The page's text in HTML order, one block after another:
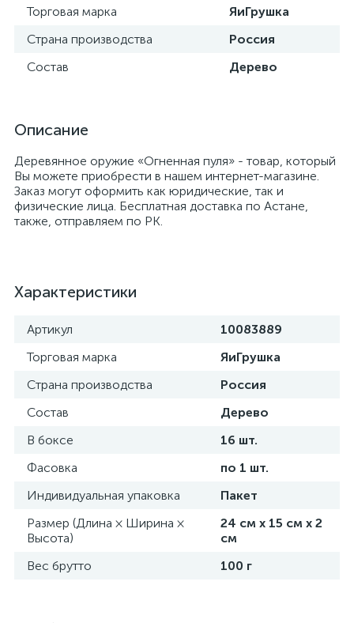
Торговая марка
ЯиГрушка
Страна производства
Россия
Состав
Дерево
Описание
Деревянное оружие «Огненная пуля» - товар, который
Вы можете приобрести в нашем интернет-магазине.
Заказ могут оформить как юридические, так и
физические лица. Бесплатная доставка по Астане,
также, отправляем по РК.
Характеристики
Артикул
10083889
Торговая марка
ЯиГрушка
Страна производства
Россия
Состав
Дерево
В боксе
16 шт.
Фасовка
по 1 шт.
Индивидуальная упаковка
Пакет
Размер (Длина × Ширина ×
Высота)
24 см х 15 см х 2
см
Вес брутто
100 г